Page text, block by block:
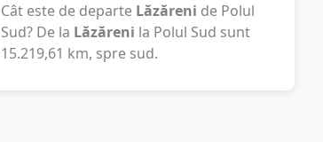
Cât este de departe Lăzăreni de Polul
Sud? De la Lăzăreni la Polul Sud sunt
15.219,61 km, spre sud.